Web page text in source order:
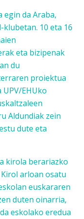
da Araba,
10 eta 16
eta bizipenak
du
proiektua
EHUko
Aldundiak zein
dute eta
kirola berariazko
arloan osatu
euskararen
duten oinarria,
eskolako eredua